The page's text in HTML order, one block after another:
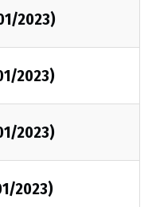
2023)
2023)
2023)
2023)